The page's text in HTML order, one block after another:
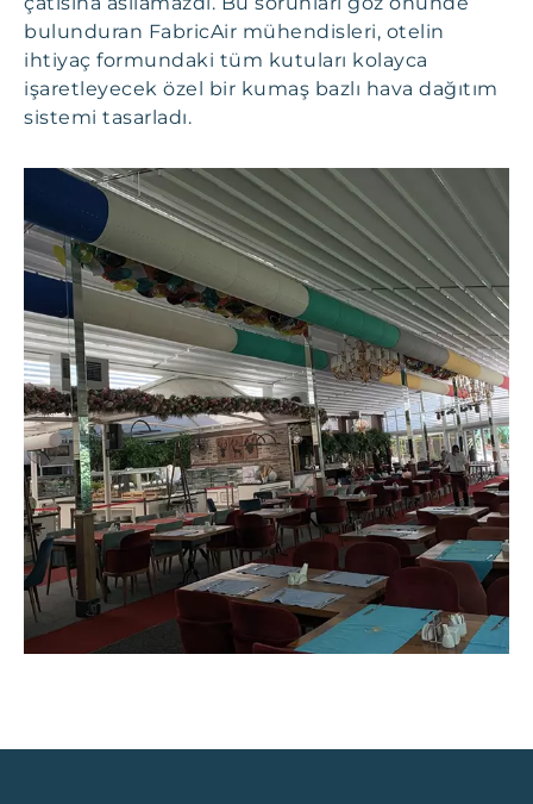
bulunduran FabricAir mühendisleri, otelin
ihtiyaç formundaki tüm kutuları kolayca
işaretleyecek özel bir kumaş bazlı hava dağıtım
sistemi tasarladı.